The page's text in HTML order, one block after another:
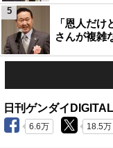
「恩人だ
さんが複雑
5
日刊ゲンダイ
6.6万 18.5万